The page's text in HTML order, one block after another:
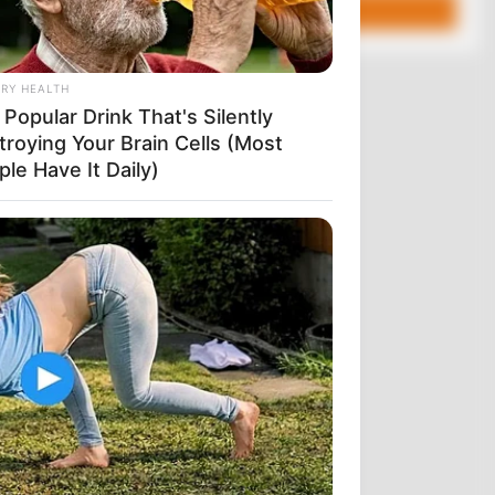
ΤΟ ΕΙΔΑΝ
ΑΠΟ
ΤΑ ΜΑΤΙΑ
ΟΤΑΝ
ΝΑ ΓΙΝΕΙ
ΤΗΝ
ΤΟ ΤΕΛΙΚΟ
HEALTH
Drink That's Silently
Your Brain Cells (Most
Have It Daily)